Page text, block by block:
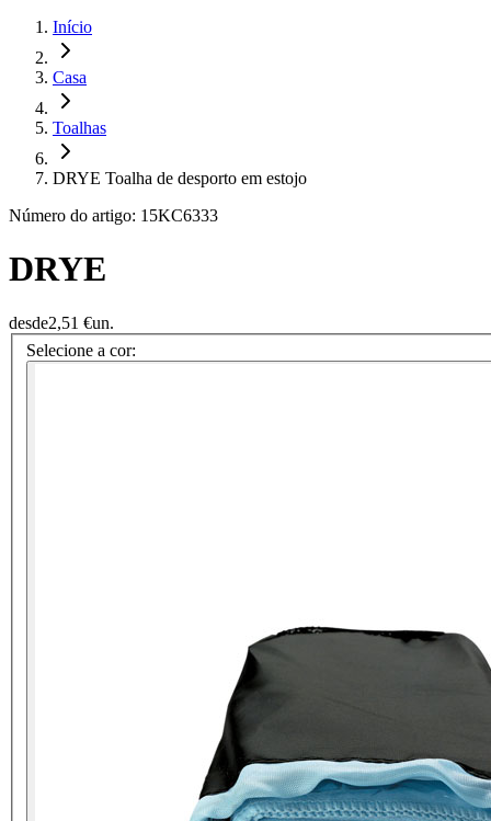
Início
Casa
Toalhas
DRYE Toalha de desporto em estojo
Número do artigo: 15KC6333
DRYE
desde2,51 €un.
Selecione a cor: